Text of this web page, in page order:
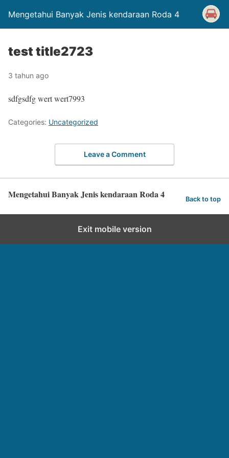
Mengetahui Banyak Jenis kendaraan Roda 4
test title2723
3 tahun ago
sdfgsdfg wert wert7993
Categories: Uncategorized
Leave a Comment
Mengetahui Banyak Jenis kendaraan Roda 4 Back to top
Exit mobile version